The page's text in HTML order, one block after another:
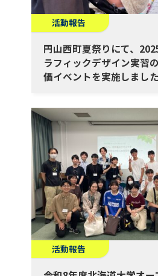
活動報告
円山西町夏祭りにて、
ラフィックデザイン実習
価イベントを実施しました
活動報告